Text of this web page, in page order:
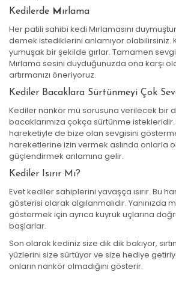
Kedilerde M Irlama
Her patili sahibi kedi Mırlamasını
demek istediklerini anlamıyor olabilirsiniz.
yumuşak bir şekilde gırlar. Tamamen
Mırlama sesini duyduğunuzda ona karşı
artırmanızı öneriyoruz.
Kediler Bacaklara Sürtünmeyi Çok
Kediler nankör mü sorusuna verilecek bir
bacaklarımıza çokça sürtünme
hareketiyle de bize olan sevgisini
hareketlerine izin vermek aslında onlarla
güçlendirmek anlamına gelir.
Kediler Isırır Mı?
Evet kediler sahiplerini yavaşça ısırır. Bu
gösterisi olarak algılanmalıdır. Yanınızda
göstermek için ayrıca kuyruk uçlarına
başlarlar.
Son olarak kediniz size dik dik bakıyor,
yüzlerini size sürtüyor ve size hediye
onların nankör olmadığını gösterir.